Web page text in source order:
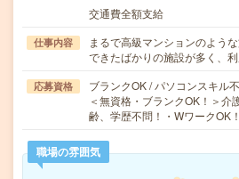
交通費全額支給
仕事内容
まるで高級マンションのよう
できたばかりの施設が多く、
応募資格
ブランクOK / パソコンスキル
＜無資格・ブランクOK！＞介
齢、学歴不問！・WワークOK
職場の雰囲気